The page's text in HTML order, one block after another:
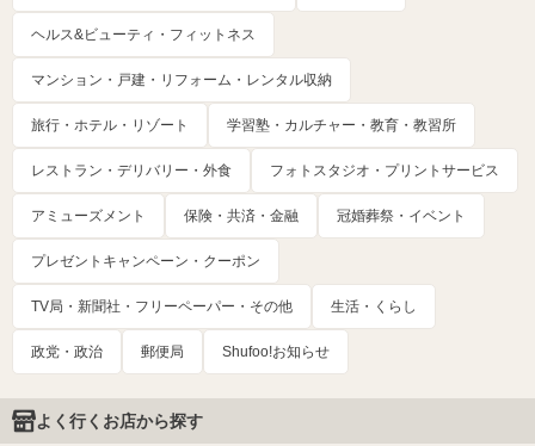
ヘルス&ビューティ・フィットネス
マンション・戸建・リフォーム・レンタル収納
旅行・ホテル・リゾート 学習塾・カルチャー・教育・教習所
レストラン・デリバリー・外食 フォトスタジオ・プリントサービス
アミューズメント 保険・共済・金融 冠婚葬祭・イベント
プレゼントキャンペーン・クーポン
TV局・新聞社・フリーペーパー・その他 生活・くらし
政党・政治 郵便局 Shufoo!お知らせ
よく行くお店から探す